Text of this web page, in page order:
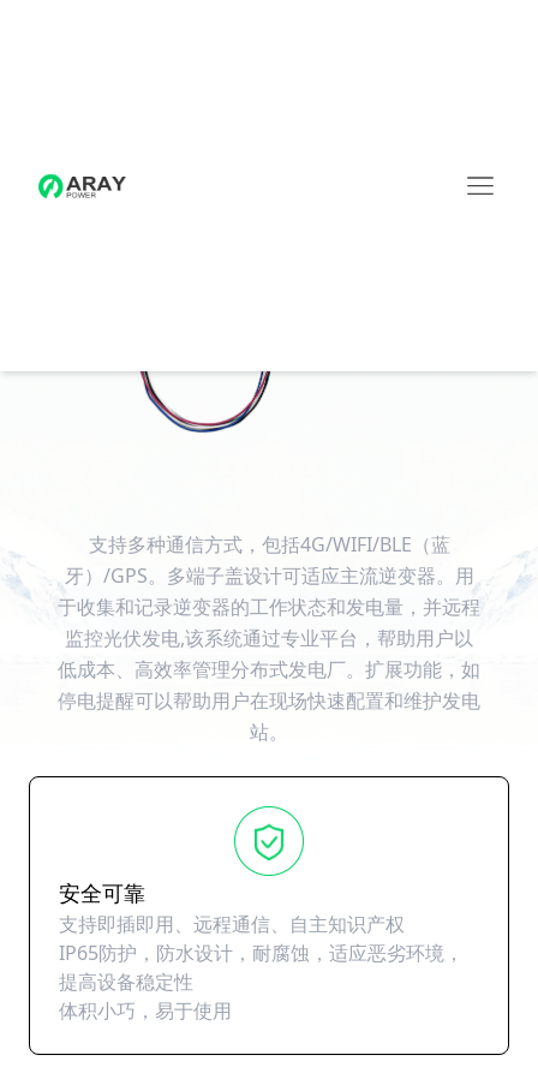
4G / WIFI / BLE (Bluetooth) / GPS
支持多种通信方式，包括4G/WIFI/BLE（蓝
牙）/GPS。多端子盖设计可适应主流逆变器。用
于收集和记录逆变器的工作状态和发电量，并远程
监控光伏发电,该系统通过专业平台，帮助用户以
低成本、高效率管理分布式发电厂。扩展功能，如
停电提醒可以帮助用户在现场快速配置和维护发电
站。
安全可靠
支持即插即用、远程通信、自主知识产权
IP65防护，防水设计，耐腐蚀，适应恶劣环境，
提高设备稳定性
体积小巧，易于使用